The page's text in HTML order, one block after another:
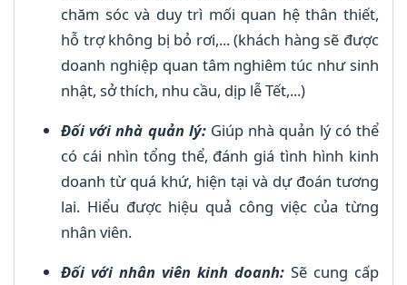
chăm sóc và duy trì mối quan hệ thân thiết,
hỗ trợ không bị bỏ rơi,... (khách hàng sẽ được
doanh nghiệp quan tâm nghiêm túc như sinh
nhật, sở thích, nhu cầu, dịp lễ Tết,...)
Đối với nhà quản lý:Giúp nhà quản lý có thể
có cái nhìn tổng thể, đánh giá tình hình kinh
doanh từ quá khứ, hiện tại và dự đoán tương
lai. Hiểu được hiệu quả công việc của từng
nhân viên.
Đối với nhân viên kinh doanh: Sẽ cung cấp